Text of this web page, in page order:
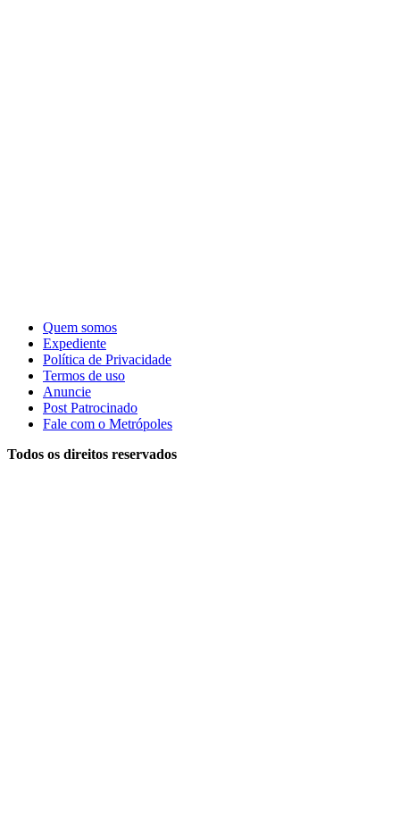
Quem somos
Expediente
Política de Privacidade
Termos de uso
Anuncie
Post Patrocinado
Fale com o Metrópoles
Todos os direitos reservados